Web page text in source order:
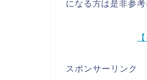
になる方は是非参
スポンサーリンク